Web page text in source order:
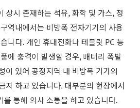
상시 존재하는 석유, 화학 및 가스, 정
역내에서는 비방폭 전자기기의 사용
니다. 개인 휴대전화나 테블릿 PC 등
에 충격이 발생할 경우, 배터리 폭발
이 있어 공정지역 내 비방폭 기기의
지 하고 있습니다. 대부분의 현장에서
를 통해 의사 소통을 하고 있습니다.